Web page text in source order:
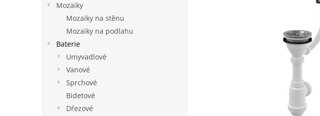
Mozaiky
Mozaiky na stěnu
Mozaiky na podlahu
Baterie
Umyvadlové
Vanové
Sprchové
Bidetové
Dřezové